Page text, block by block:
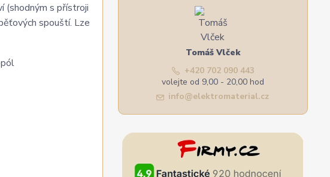
(shodným s přístroji
spouští. Lze
Tomáš Vlček
+420 702 090 443
volejte od 9,00 - 20,00 hod
info@elektromaterial.cz